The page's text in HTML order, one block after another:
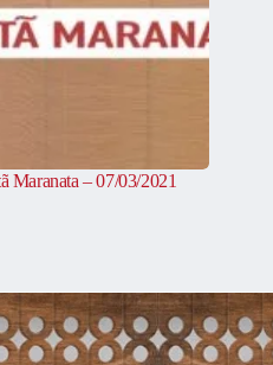
Maranata – 07/03/2021